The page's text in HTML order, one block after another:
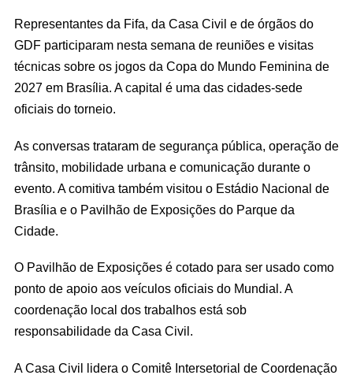
Representantes da Fifa, da Casa Civil e de órgãos do
GDF participaram nesta semana de reuniões e visitas
técnicas sobre os jogos da Copa do Mundo Feminina de
2027 em Brasília. A capital é uma das cidades-sede
oficiais do torneio.
As conversas trataram de segurança pública, operação de
trânsito, mobilidade urbana e comunicação durante o
evento. A comitiva também visitou o Estádio Nacional de
Brasília e o Pavilhão de Exposições do Parque da
Cidade.
O Pavilhão de Exposições é cotado para ser usado como
ponto de apoio aos veículos oficiais do Mundial. A
coordenação local dos trabalhos está sob
responsabilidade da Casa Civil.
A Casa Civil lidera o Comitê Intersetorial de Coordenação